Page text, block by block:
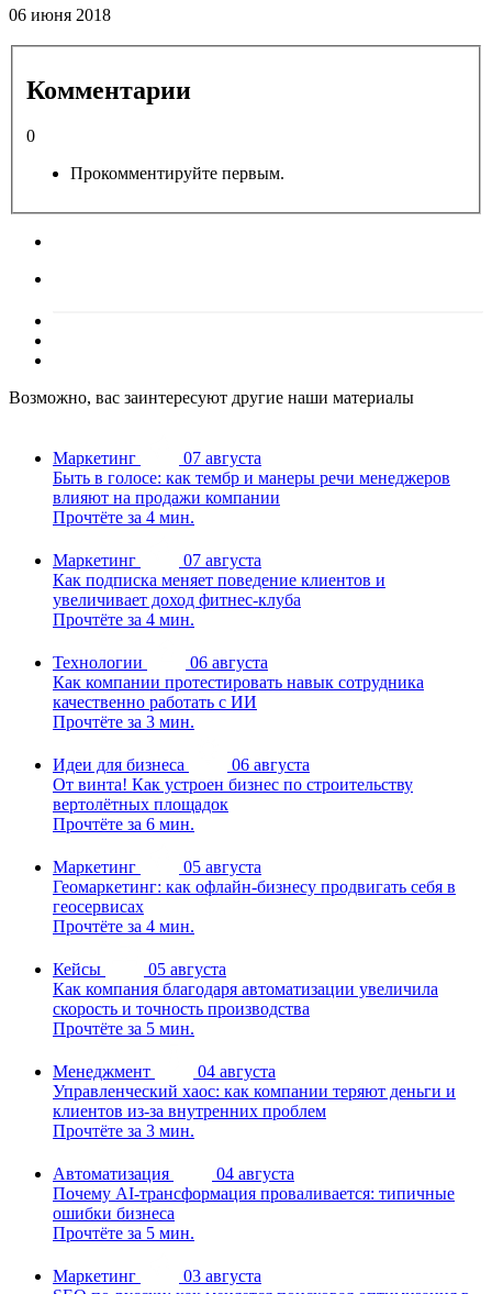
06 июня 2018
Комментарии
0
Прокомментируйте первым.
Возможно, вас заинтересуют другие наши материалы
Маркетинг
07 августа
Быть в голосе: как тембр и манеры речи менеджеров
влияют на продажи компании
Прочтёте за 4 мин.
Маркетинг
07 августа
Как подписка меняет поведение клиентов и
увеличивает доход фитнес-клуба
Прочтёте за 4 мин.
Технологии
06 августа
Как компании протестировать навык сотрудника
качественно работать с ИИ
Прочтёте за 3 мин.
Идеи для бизнеса
06 августа
От винта! Как устроен бизнес по строительству
вертолётных площадок
Прочтёте за 6 мин.
Маркетинг
05 августа
Геомаркетинг: как офлайн-бизнесу продвигать себя в
геосервисах
Прочтёте за 4 мин.
Кейсы
05 августа
Как компания благодаря автоматизации увеличила
скорость и точность производства
Прочтёте за 5 мин.
Менеджмент
04 августа
Управленческий хаос: как компании теряют деньги и
клиентов из-за внутренних проблем
Прочтёте за 3 мин.
Автоматизация
04 августа
Почему AI-трансформация проваливается: типичные
ошибки бизнеса
Прочтёте за 5 мин.
Маркетинг
03 августа